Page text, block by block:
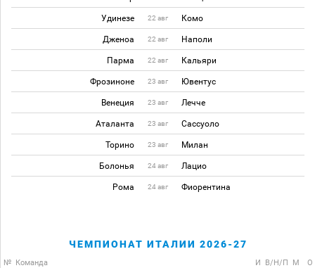
Удинезе 22 авг Комо
Дженоа 22 авг Наполи
Парма 22 авг Кальяри
Фрозиноне 23 авг Ювентус
Венеция 23 авг Лечче
Аталанта 23 авг Сассуоло
Торино 23 авг Милан
Болонья 24 авг Лацио
Рома 24 авг Фиорентина
ЧЕМПИОНАТ ИТАЛИИ 2026-27
№ Команда И В/Н/П М О